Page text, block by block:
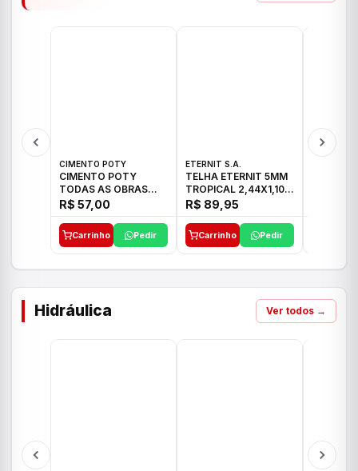
CIMENTO POTY
CIMENTO POTY
TODAS AS OBRAS
50KG CP-II F/32
R$ 57,00
Carrinho Pedir
ETERNIT S.A.
TELHA ETERNIT 5MM
TROPICAL 2,44X1,10
27,10KG
R$ 89,95
Carrinho Pedir
Hidráulica Ver todos →